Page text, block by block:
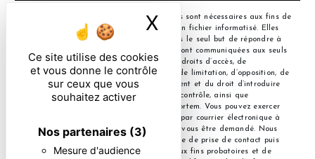
Ce site utilise des cookies
et vous donne le contrôle
sur ceux que vous
souhaitez activer
Nos partenaires (3)
Mesure d'audience
X Masquer le
** Les données personnelles communiquées sont nécessaires aux fins de
vous contacter et sont enregistrées dans un fichier informatisé. Elles
sont destinées à et ses sous-traitants dans le seul but de répondre à
votre message. Les données collectées seront communiquées aux seuls
destinataires suivants: . Vous disposez de droits d’accès, de
rectification, d’effacement, de portabilité, de limitation, d’opposition, de
retrait de votre consentement à tout moment et du droit d’introduire
une réclamation auprès d’une autorité de contrôle, ainsi que
d’organiser le sort de vos données post-mortem. Vous pouvez exercer
ces droits par voie postale à l'adresse ou par courrier électronique à
l'adresse . Un justificatif d'identité pourra vous être demandé. Nous
conservons vos données pendant la période de prise de contact puis
pendant la durée de prescription légale aux fins probatoires et de